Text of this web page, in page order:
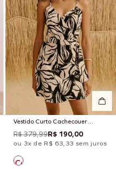
Vestido Curto Cachecouer
Estampado Cacau Zebra
R$ 379,99R$ 190,00
ou 3x de R$ 63,33 sem juros